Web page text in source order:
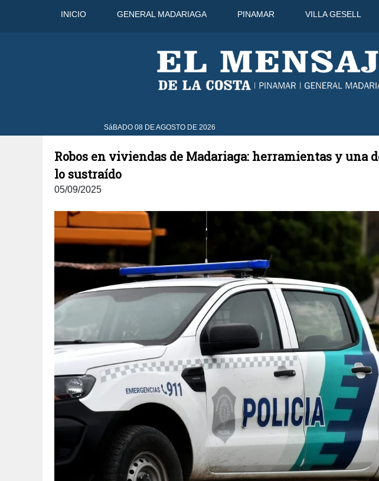
INICIO GENERAL MADARIAGA PINAMAR VILLA GESELL
SáBADO 08 DE AGOSTO DE 2026
8 Ago 31°C
Robos en viviendas de Madariaga: herramientas y una
lo sustraído
05/09/2025